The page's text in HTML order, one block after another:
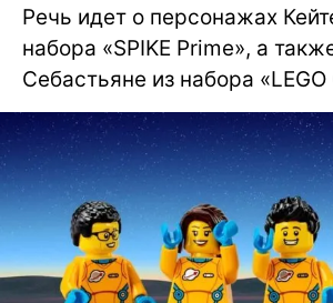
Речь идет о персонажах
набора «SPIKE Prime», а
Себастьяне из набора